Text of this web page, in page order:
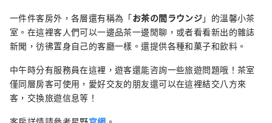
一件件客房外，各層還有稱為「お茶の間ラウンジ」的溫馨小茶
室。在這裡客人們可以一邊品茶一邊閒聊，或者看看新出的雜誌
新聞，彷彿置身自己的客廳一樣。還提供各種和菓子和飲料。
中午時分有服務員在這裡，遊客還能咨詢一些旅遊問題哦！茶室
僅同層房客可使用，愛好交友的朋友還可以在這裡結交八方來
客，交換旅遊信息等！